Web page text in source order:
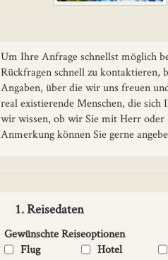
Um Ihre Anfrage schnellst möglich
Rückfragen schnell zu
Angaben, über die wir uns freuen
real existierende Menschen, die
wir wissen, ob wir Sie mit Herr oder
Anmerkung können Sie gerne
1. Reisedaten
Gewünschte Reiseoptionen
Flug
Hotel